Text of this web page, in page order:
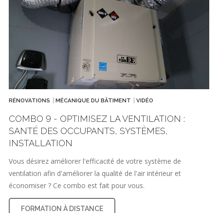
RÉNOVATIONS MÉCANIQUE DU BÂTIMENT VIDÉO
COMBO 9 - OPTIMISEZ LA VENTILATION :
SANTÉ DES OCCUPANTS, SYSTÈMES,
INSTALLATION
Vous désirez améliorer l'efficacité de votre système de
ventilation afin d'améliorer la qualité de l'air intérieur et
économiser ? Ce combo est fait pour vous.
FORMATION À DISTANCE